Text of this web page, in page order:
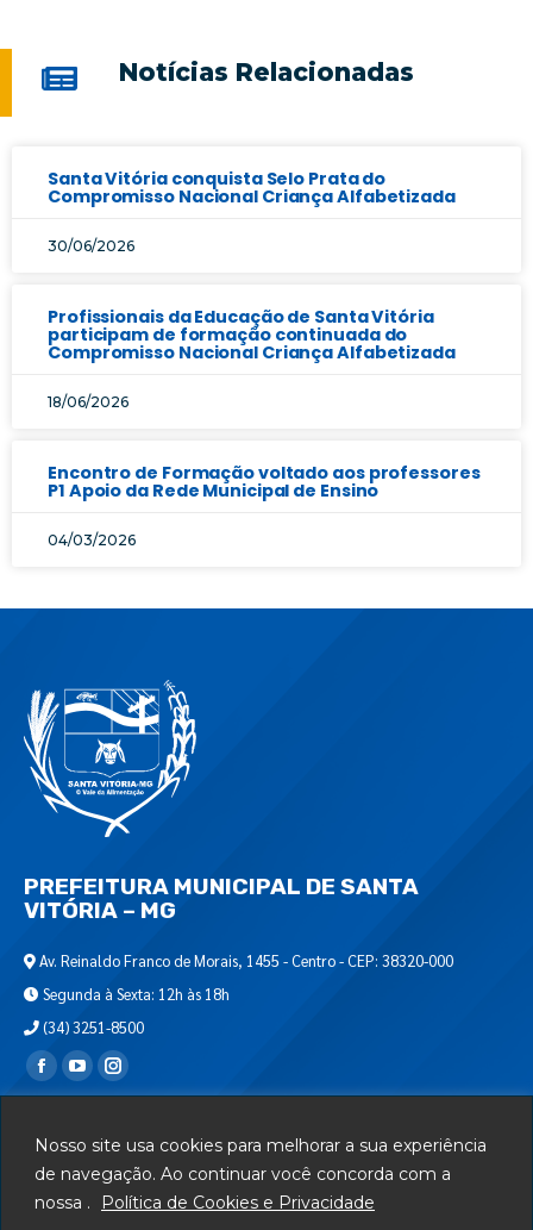
Nosso site usa cookies para melhorar a sua experiência
de navegação. Ao continuar você concorda com a
nossa .
Política de Cookies e Privacidade
Notícias Relacionadas
Santa Vitória conquista Selo Prata do
Compromisso Nacional Criança Alfabetizada
30/06/2026
Profissionais da Educação de Santa Vitória
participam de formação continuada do
Compromisso Nacional Criança Alfabetizada
18/06/2026
Encontro de Formação voltado aos professores
P1 Apoio da Rede Municipal de Ensino
04/03/2026
PREFEITURA MUNICIPAL DE SANTA
VITÓRIA – MG
Av. Reinaldo Franco de Morais, 1455 - Centro - CEP: 38320-000
Segunda à Sexta: 12h às 18h
(34) 3251-8500
Encontre-nos em:
Departamento de T.I.
Serviços